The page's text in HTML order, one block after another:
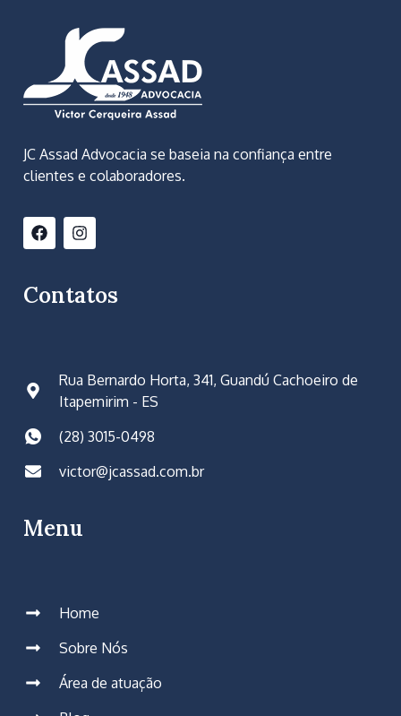
JC Assad Advocacia se baseia na confiança entre
clientes e colaboradores.
Contatos
Rua Bernardo Horta, 341, Guandú Cachoeiro de
Itapemirim - ES
(28) 3015-0498
victor@jcassad.com.br
Menu
Home
Sobre Nós
Área de atuação